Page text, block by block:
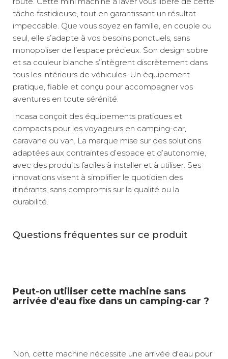
tâche fastidieuse, tout en garantissant un résultat
impeccable. Que vous soyez en famille, en couple ou
seul, elle s’adapte à vos besoins ponctuels, sans
monopoliser de l’espace précieux. Son design sobre
et sa couleur blanche s’intègrent discrètement dans
tous les intérieurs de véhicules. Un équipement
pratique, fiable et conçu pour accompagner vos
aventures en toute sérénité.
Incasa conçoit des équipements pratiques et
compacts pour les voyageurs en camping-car,
caravane ou van. La marque mise sur des solutions
adaptées aux contraintes d’espace et d’autonomie,
avec des produits faciles à installer et à utiliser. Ses
innovations visent à simplifier le quotidien des
itinérants, sans compromis sur la qualité ou la
durabilité.
Questions fréquentes sur ce produit
Peut-on utiliser cette machine sans
arrivée d'eau fixe dans un camping-car ?
Non, cette machine nécessite une arrivée d'eau pour